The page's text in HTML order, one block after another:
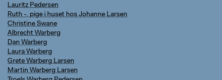
Lauritz Pedersen
Ruth -, pige i huset hos Johanne Larsen
Christine Swane
Albrecht Warberg
Dan Warberg
Laura Warberg
Grete Warberg Larsen
Martin Warberg Larsen